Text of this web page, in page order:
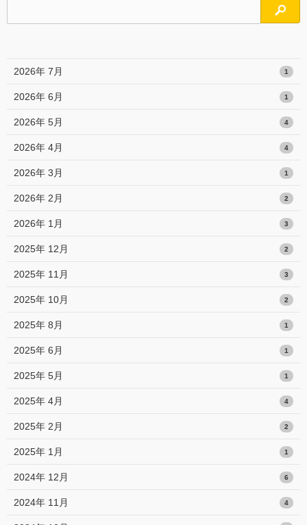
検索
2026年 7月 1
2026年 6月 1
2026年 5月 4
2026年 4月 4
2026年 3月 1
2026年 2月 2
2026年 1月 3
2025年 12月 2
2025年 11月 3
2025年 10月 2
2025年 8月 1
2025年 6月 1
2025年 5月 1
2025年 4月 4
2025年 2月 2
2025年 1月 1
2024年 12月 6
2024年 11月 4